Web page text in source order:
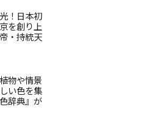
！日本初
を創り上
・持統天
物や情景
い色を集
辞典』が